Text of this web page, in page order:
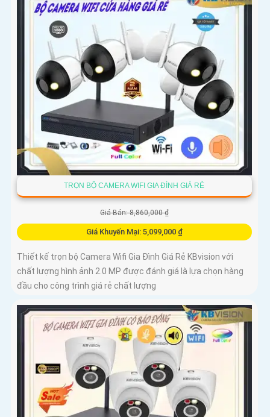
TRỌN BỘ CAMERA WIFI GIA ĐÌNH GIÁ RẺ
Giá Bán: 8,860,000 ₫
Giá Khuyến Mại: 5,099,000 ₫
Thiết kế trọn bộ Camera Wifi Gia Đình Giá Rẻ KBvision với
chất lượng hình ảnh 2.0 MP được đánh giá là lựa chọn hàng
đầu cho công trình giá rẻ chất lượng